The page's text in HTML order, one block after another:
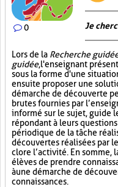
0 Je
Lors de la Recherche
guidée, l'enseignant
sous la forme d'une
ensuite proposer une
démarche de découverte
brutes fournies par
informé sur le sujet, guide
répondant à leurs
périodique de la tâche
découvertes réalisées par
clore l’activité. En somme,
élèves de prendre
à une démarche de
connaissances.